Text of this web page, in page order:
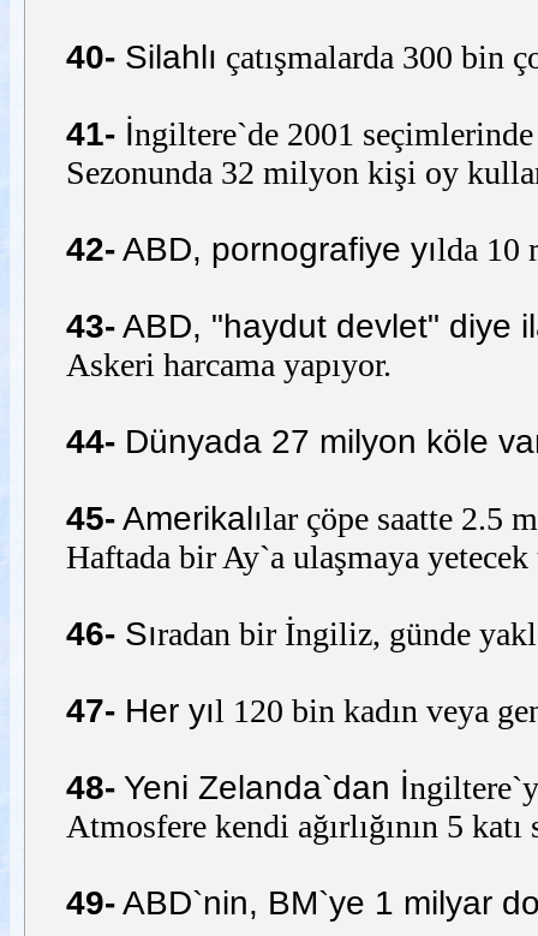
40- Silahlı çatışmalarda 300 bin
41- İngiltere`de 2001
Sezonunda 32 milyon kişi oy
42-ABD, pornografiye yılda 10
43-ABD, "haydut devlet" diye
Askeri harcama yapıyor.
44- Dünyada 27 milyon köle
45-Amerikalılar çöpe saatte 2.5
Haftada bir Ay`a ulaşmaya
46- Sıradan bir İngiliz, günde
47- Her yıl 120 bin kadın veya
48- Yeni Zelanda`dan İ
Atmosfere kendi ağırlığının 5 katı
49-ABD`nin, BM`ye 1 milyar